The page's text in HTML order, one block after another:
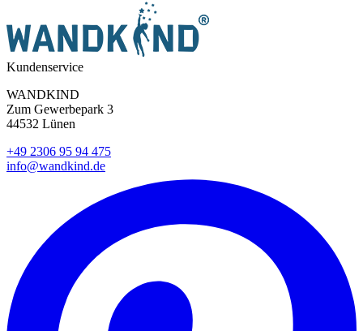
Kundenservice
WANDKIND
Zum Gewerbepark 3
44532 Lünen
+49 2306 95 94 475
info@wandkind.de